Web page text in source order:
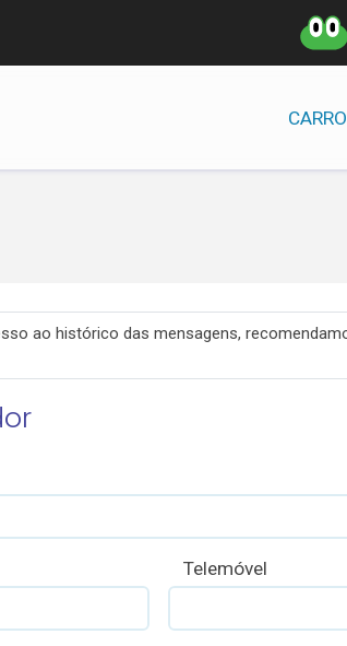
ao histórico das mensagens,
Telemóvel